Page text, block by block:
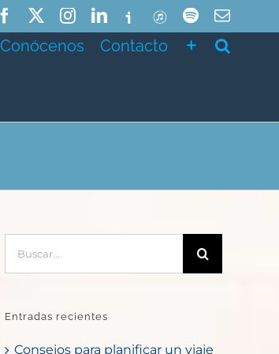
FacebookInstagramLinkedIn
IvooxITunesSpotifyCorreo
Conócenos Contacto
Entradas recientes
Consejos para planificar un viaje